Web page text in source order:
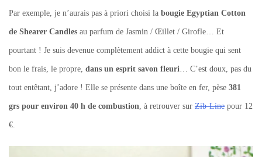
Par exemple, je n’aurais pas à priori choisi la bougie Egyptian Cotton
de Shearer Candles au parfum de Jasmin / Œillet / Girofle… Et
pourtant ! Je suis devenue complètement addict à cette bougie qui sent
bon le frais, le propre, dans un esprit savon fleuri … C’est doux, pas du
tout entêtant, j’adore ! Elle se présente dans une boîte en fer, pèse 381
grs pour environ 40 h de combustion , à retrouver sur Zib-Line pour 12
€.